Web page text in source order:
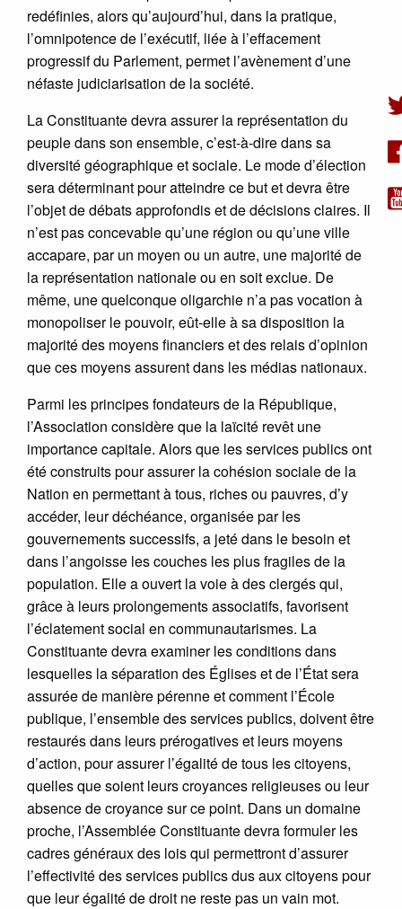
redéfinies, alors qu’aujourd’hui, dans la pratique,
l’omnipotence de l’exécutif, liée à l’effacement
progressif du Parlement, permet l’avènement d’une
néfaste judiciarisation de la société.
La Constituante devra assurer la représentation du
peuple dans son ensemble, c’est-à-dire dans sa
diversité géographique et sociale. Le mode d’élection
sera déterminant pour atteindre ce but et devra être
l’objet de débats approfondis et de décisions claires. Il
n’est pas concevable qu’une région ou qu’une ville
accapare, par un moyen ou un autre, une majorité de
la représentation nationale ou en soit exclue. De
même, une quelconque oligarchie n’a pas vocation à
monopoliser le pouvoir, eût-elle à sa disposition la
majorité des moyens financiers et des relais d’opinion
que ces moyens assurent dans les médias nationaux.
Parmi les principes fondateurs de la République,
l’Association considère que la laïcité revêt une
importance capitale. Alors que les services publics ont
été construits pour assurer la cohésion sociale de la
Nation en permettant à tous, riches ou pauvres, d’y
accéder, leur déchéance, organisée par les
gouvernements successifs, a jeté dans le besoin et
dans l’angoisse les couches les plus fragiles de la
population. Elle a ouvert la voie à des clergés qui,
grâce à leurs prolongements associatifs, favorisent
l’éclatement social en communautarismes. La
Constituante devra examiner les conditions dans
lesquelles la séparation des Églises et de l’État sera
assurée de manière pérenne et comment l’École
publique, l’ensemble des services publics, doivent être
restaurés dans leurs prérogatives et leurs moyens
d’action, pour assurer l’égalité de tous les citoyens,
quelles que soient leurs croyances religieuses ou leur
absence de croyance sur ce point. Dans un domaine
proche, l’Assemblée Constituante devra formuler les
cadres généraux des lois qui permettront d’assurer
l’effectivité des services publics dus aux citoyens pour
que leur égalité de droit ne reste pas un vain mot.